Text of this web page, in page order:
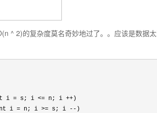
^ 2)的复杂度莫名奇妙地过了。。应该是数据